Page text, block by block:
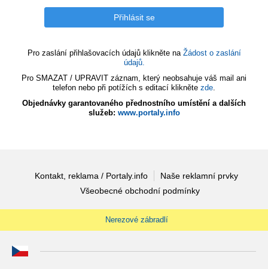
Pro zaslání přihlašovacích údajů klikněte na Žádost o zaslání
údajů.
Pro SMAZAT / UPRAVIT záznam, který neobsahuje váš mail ani
telefon nebo při potížích s editací klikněte zde.
Objednávky garantovaného přednostního umístění a dalších
služeb: www.portaly.info
Kontakt, reklama / Portaly.info
Naše reklamní prvky
Všeobecné obchodní podmínky
Nerezové zábradlí